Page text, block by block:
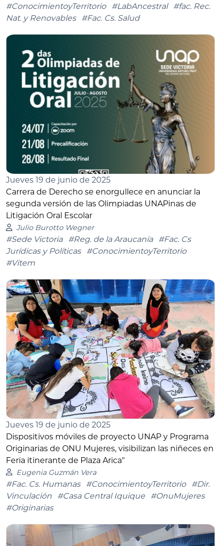
#ConocimientoyTerritorio #LabAncestral
#fac. Rec.
Nat. y Renovables
#Fac. Cs. Salud
Jueves 19 de junio de 2025
Carrera de Derecho se enorgullece en anunciar la
segunda versión de las Olimpiadas UNAPinas de
Litigación Oral Escolar
Julio Burotto Wegner
#Sede Victoria #Reg. de la Araucanía
#Fac. Cs
Jurídicas y Políticas
#ConocimientoyTerritorio
#Vitem
Jueves 19 de junio de 2025
Dispositivos móviles de proyecto UNAP y Programa
Originarias de ONU Mujeres, visibilizan las niñeces en
Feria itinerante de Plaza Arica"
Eugenia Guzmán Vera
#Fac. Cs. Humanas #ConocimientoyTerritorio
#Dir.
Vinculación
#Casa Central Iquique
#OnuMujeres
#Originarias